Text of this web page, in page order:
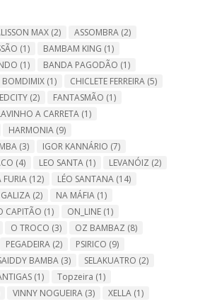
MAX(2) ASSOMBRA(2)
(1) BAMBAM KING (1)
(1) BANDA PAGODÃO (1)
BOMDIMIX(1) CHICLETE FERREIRA(5)
EDCITY(2) FANTASMÃO (1)
A CARRETA(1)
HARMONIA(9)
(3) IGOR KANNÁRIO (7)
(4) LEO SANTA(1) LEVANÓIZ (2)
FURIA(12) LÉO SANTANA(14)
(2) NA MÁFIA(1)
CAPITÃO (1) ON_LINE(1)
O TROCO (3) OZ BAMBAZ (8)
PEGADEIRA(2) PSIRICO (9)
BAMBA(3) SELAKUATRO (2)
(1) Topzeira (1)
VINNY NOGUEIRA(3) XELLA(1)